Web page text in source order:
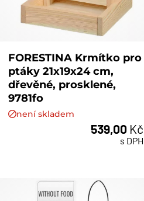
FORESTINA Krmítko pro
ptáky 21x19x24 cm,
dřevěné, prosklené,
9781fo
není skladem
539,00 Kč
s DPH